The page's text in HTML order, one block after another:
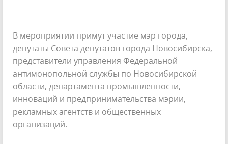
В мероприятии примут участие мэр города,
депутаты Совета депутатов города Новосибирска,
представители управления Федеральной
антимонопольной службы по Новосибирской
области, департамента промышленности,
инноваций и предпринимательства мэрии,
рекламных агентств и общественных
организаций.